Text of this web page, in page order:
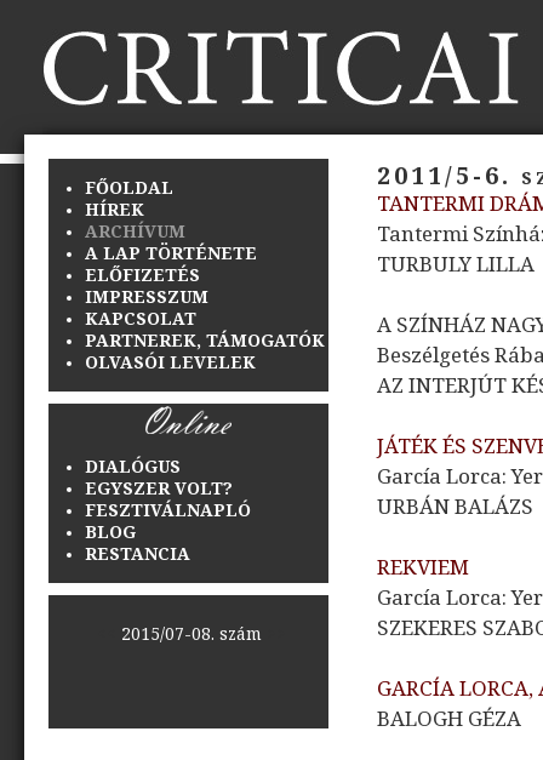
FŐOLDAL
HÍREK
ARCHÍVUM
A LAP TÖRTÉNETE
ELŐFIZETÉS
IMPRESSZUM
KAPCSOLAT
PARTNEREK, TÁMOGATÓK
OLVASÓI LEVELEK
DIALÓGUS
EGYSZER VOLT?
FESZTIVÁLNAPLÓ
BLOG
RESTANCIA
2015/07-08. szám>>
2011/5-6.
TANTERMI
Tantermi
TURBULY LILLA
A SZÍNHÁZ
Beszélgetés
AZ INTERJÚT
JÁTÉK ÉS
García Lorca:
URBÁN BALÁZS
REKVIEM
García Lorca:
SZEKERES
GARCÍA LORCA,
BALOGH GÉZA